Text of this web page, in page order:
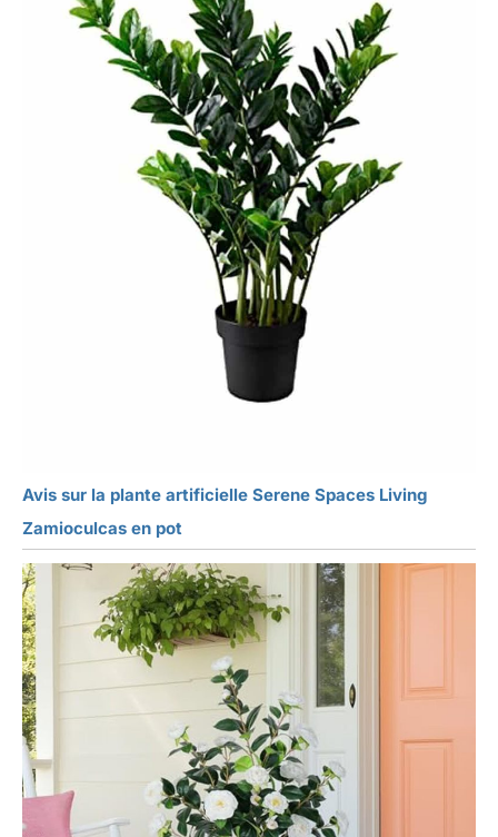
Avis sur la plante artificielle Serene Spaces Living
Zamioculcas en pot